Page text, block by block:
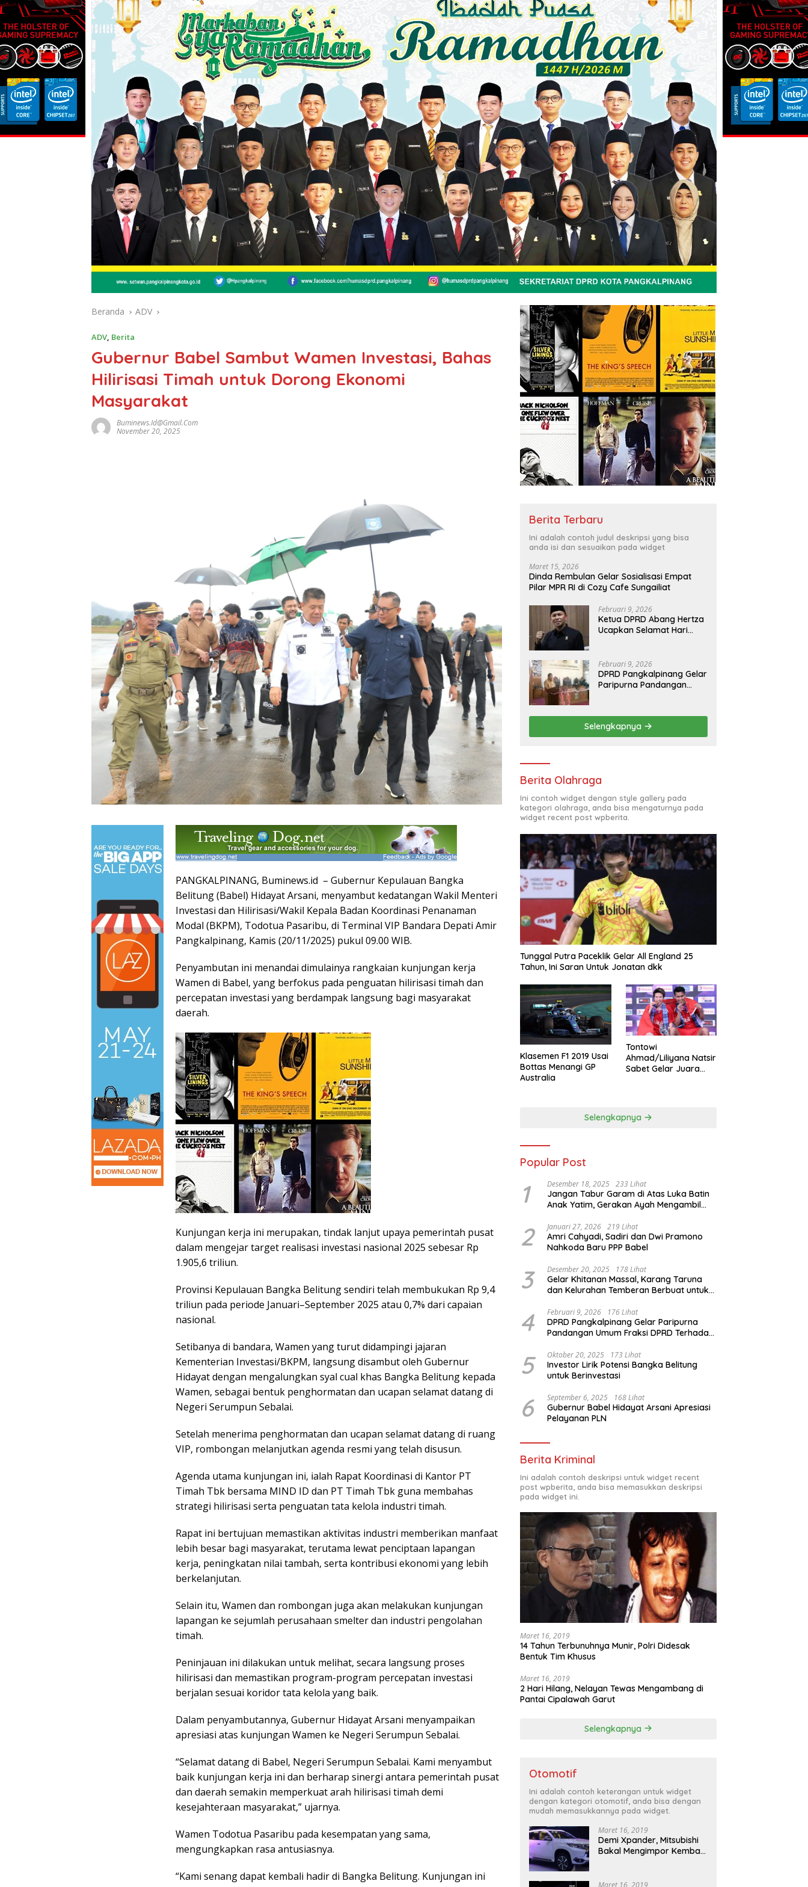
Beranda ADV
ADV, Berita
Gubernur Babel Sambut Wamen Investasi, Bahas
Hilirisasi Timah untuk Dorong Ekonomi
Masyarakat
Buminews.id@gmail.com
November 20, 2025
PANGKALPINANG, Buminews.id – Gubernur Kepulauan Bangka
Belitung (Babel) Hidayat Arsani, menyambut kedatangan Wakil Menteri
Investasi dan Hilirisasi/Wakil Kepala Badan Koordinasi Penanaman
Modal (BKPM), Todotua Pasaribu, di Terminal VIP Bandara Depati Amir
Pangkalpinang, Kamis (20/11/2025) pukul 09.00 WIB.
Penyambutan ini menandai dimulainya rangkaian kunjungan kerja
Wamen di Babel, yang berfokus pada penguatan hilirisasi timah dan
percepatan investasi yang berdampak langsung bagi masyarakat
daerah.
Kunjungan kerja ini merupakan, tindak lanjut upaya pemerintah pusat
dalam mengejar target realisasi investasi nasional 2025 sebesar Rp
1.905,6 triliun.
Provinsi Kepulauan Bangka Belitung sendiri telah membukukan Rp 9,4
triliun pada periode Januari–September 2025 atau 0,7% dari capaian
nasional.
Setibanya di bandara, Wamen yang turut didampingi jajaran
Kementerian Investasi/BKPM, langsung disambut oleh Gubernur
Hidayat dengan mengalungkan syal cual khas Bangka Belitung kepada
Wamen, sebagai bentuk penghormatan dan ucapan selamat datang di
Negeri Serumpun Sebalai.
Setelah menerima penghormatan dan ucapan selamat datang di ruang
VIP, rombongan melanjutkan agenda resmi yang telah disusun.
Agenda utama kunjungan ini, ialah Rapat Koordinasi di Kantor PT
Timah Tbk bersama MIND ID dan PT Timah Tbk guna membahas
strategi hilirisasi serta penguatan tata kelola industri timah.
Rapat ini bertujuan memastikan aktivitas industri memberikan manfaat
lebih besar bagi masyarakat, terutama lewat penciptaan lapangan
kerja, peningkatan nilai tambah, serta kontribusi ekonomi yang lebih
berkelanjutan.
Selain itu, Wamen dan rombongan juga akan melakukan kunjungan
lapangan ke sejumlah perusahaan smelter dan industri pengolahan
timah.
Peninjauan ini dilakukan untuk melihat, secara langsung proses
hilirisasi dan memastikan program-program percepatan investasi
berjalan sesuai koridor tata kelola yang baik.
Dalam penyambutannya, Gubernur Hidayat Arsani menyampaikan
apresiasi atas kunjungan Wamen ke Negeri Serumpun Sebalai.
“Selamat datang di Babel, Negeri Serumpun Sebalai. Kami menyambut
baik kunjungan kerja ini dan berharap sinergi antara pemerintah pusat
dan daerah semakin memperkuat arah hilirisasi timah demi
kesejahteraan masyarakat,” ujarnya.
Wamen Todotua Pasaribu pada kesempatan yang sama,
mengungkapkan rasa antusiasnya.
“Kami senang dapat kembali hadir di Bangka Belitung. Kunjungan ini
Berita Terbaru
Ini adalah contoh judul deskripsi yang bisa
anda isi dan sesuaikan pada widget
Maret 15, 2026
Dinda Rembulan Gelar Sosialisasi Empat
Pilar MPR RI di Cozy Cafe Sungailiat
Februari 9, 2026
Ketua DPRD Abang Hertza
Ucapkan Selamat Hari
Februari 9, 2026
DPRD Pangkalpinang Gelar
Paripurna Pandangan
Pemkot Pangkalpinang
Selengkapnya
Berita Olahraga
Ini contoh widget dengan style gallery pada
kategori olahraga, anda bisa mengaturnya pada
widget recent post wpberita.
Tunggal Putra Paceklik Gelar All England 25
Tahun, Ini Saran Untuk Jonatan dkk
Klasemen F1 2019 Usai
Bottas Menangi GP
Australia
Tontowi
Ahmad/Liliyana Natsir
Sabet Gelar Juara
Selengkapnya
Popular Post
1 Desember 18, 2025 233 Lihat
Jangan Tabur Garam di Atas Luka Batin
Anak Yatim, Gerakan Ayah Mengambil
2 Januari 27, 2026 219 Lihat
Amri Cahyadi, Sadiri dan Dwi Pramono
Nahkoda Baru PPP Babel
3 Desember 20, 2025 178 Lihat
Gelar Khitanan Massal, Karang Taruna
dan Kelurahan Temberan Berbuat untuk
4 Februari 9, 2026 176 Lihat
DPRD Pangkalpinang Gelar Paripurna
Pandangan Umum Fraksi DPRD Terhadap
5 Oktober 20, 2025 173 Lihat
Investor Lirik Potensi Bangka Belitung
untuk Berinvestasi
6 September 6, 2025 168 Lihat
Gubernur Babel Hidayat Arsani Apresiasi
Pelayanan PLN
Berita Kriminal
Ini adalah contoh deskripsi untuk widget recent
post wpberita, anda bisa memasukkan deskripsi
pada widget ini.
Maret 16, 2019
14 Tahun Terbunuhnya Munir, Polri Didesak
Bentuk Tim Khusus
Maret 16, 2019
2 Hari Hilang, Nelayan Tewas Mengambang di
Pantai Cipalawah Garut
Selengkapnya
Otomotif
Ini adalah contoh keterangan untuk widget
dengan kategori otomotif, anda bisa dengan
mudah memasukkannya pada widget.
Maret 16, 2019
Demi Xpander, Mitsubishi
Bakal Mengimpor Kembali
Maret 16, 2019